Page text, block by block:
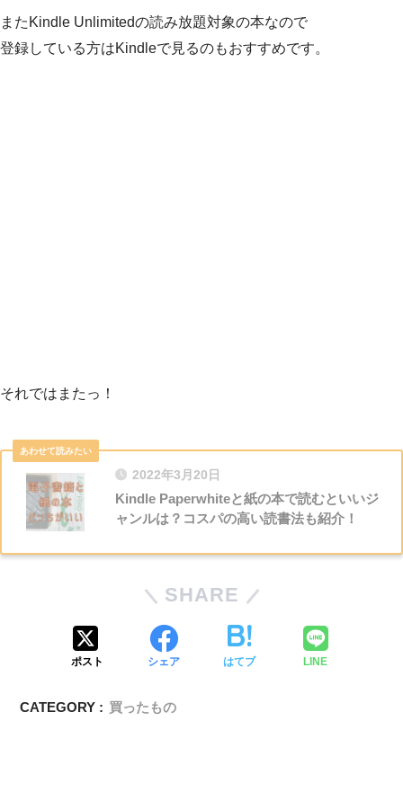
またKindle Unlimitedの読み放題対象の本なので
登録している方はKindleで見るのもおすすめです。
それではまたっ！
2022年3月20日
Kindle Paperwhiteと紙の本で読むといいジ
ャンルは？コスパの高い読書法も紹介！
SHARE
ポスト シェア はてブ LINE
CATEGORY : 買ったもの